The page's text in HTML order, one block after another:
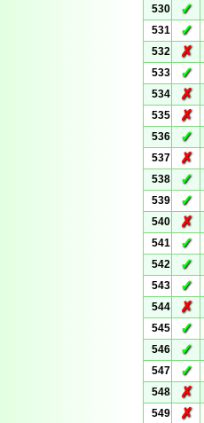
530
✓
531
✓
532
✗
533
✓
534
✗
535
✗
536
✓
537
✗
538
✓
539
✓
540
✗
541
✓
542
✓
543
✓
544
✗
545
✓
546
✓
547
✓
548
✗
549
✗